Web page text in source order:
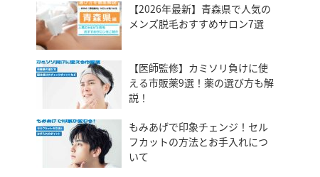
【2026年最新】青森県で人気の
メンズ脱毛おすすめサロン7選
【医師監修】カミソリ負けに使
える市販薬9選！薬の選び方も解
説！
もみあげで印象チェンジ！セル
フカットの方法とお手入れにつ
いて